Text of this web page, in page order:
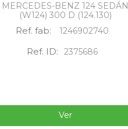
MERCEDES-BENZ 124 SEDÁN
(W124) 300 D (124.130)
Ref. fab: 1246902740
Ref. ID: 2375686
Ver